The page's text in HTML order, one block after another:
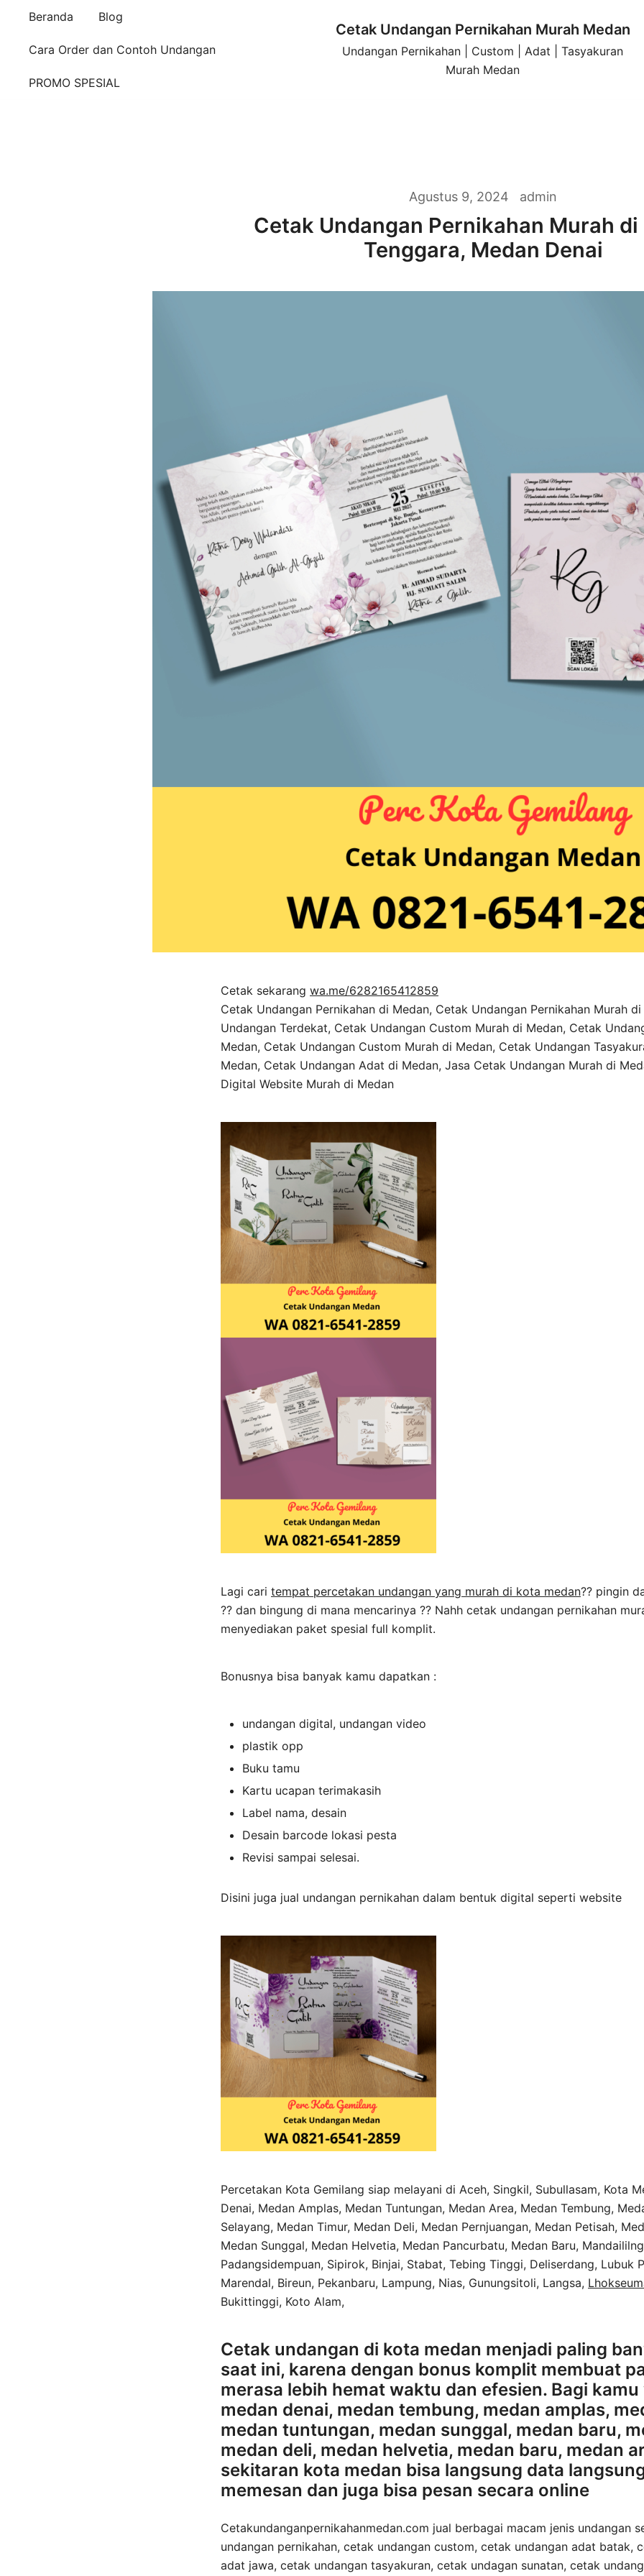
Beranda Blog
Cara Order dan Contoh Undangan
PROMO SPESIAL
Cetak Undangan Pernikahan Murah Medan
Undangan Pernikahan | Custom | Adat | Tasyakuran
Murah Medan
Agustus 9, 2024 admin
Cetak Undangan Pernikahan Murah di
Tenggara, Medan Denai
Cetak sekarang wa.me/6282165412859
Cetak Undangan Pernikahan di Medan, Cetak Undangan Pernikahan Murah
Undangan Terdekat, Cetak Undangan Custom Murah di Medan, Cetak
Medan, Cetak Undangan Custom Murah di Medan, Cetak Undangan
Medan, Cetak Undangan Adat di Medan, Jasa Cetak Undangan Murah di
Digital Website Murah di Medan
Lagi cari tempat percetakan undangan yang murah di kota medan?? pingin
?? dan bingung di mana mencarinya ?? Nahh cetak undangan pernikahan
menyediakan paket spesial full komplit.
Bonusnya bisa banyak kamu dapatkan :
undangan digital, undangan video
plastik opp
Buku tamu
Kartu ucapan terimakasih
Label nama, desain
Desain barcode lokasi pesta
Revisi sampai selesai.
Disini juga jual undangan pernikahan dalam bentuk digital seperti website
Percetakan Kota Gemilang siap melayani di Aceh, Singkil, Subullasam, Kota
Denai, Medan Amplas, Medan Tuntungan, Medan Area, Medan Tembung,
Selayang, Medan Timur, Medan Deli, Medan Pernjuangan, Medan Petisah,
Medan Sunggal, Medan Helvetia, Medan Pancurbatu, Medan Baru,
Padangsidempuan, Sipirok, Binjai, Stabat, Tebing Tinggi, Deliserdang, Lubuk
Marendal, Bireun, Pekanbaru, Lampung, Nias, Gunungsitoli, Langsa,
Bukittinggi, Koto Alam,
Cetak undangan di kota medan menjadi paling
saat ini, karena dengan bonus komplit membuat
merasa lebih hemat waktu dan efesien. Bagi kamu
medan denai, medan tembung, medan amplas,
medan tuntungan, medan sunggal, medan baru,
medan deli, medan helvetia, medan baru, medan
sekitaran kota medan bisa langsung data
memesan dan juga bisa pesan secara online
Cetakundanganpernikahanmedan.com jual berbagai macam jenis undangan
undangan pernikahan, cetak undangan custom, cetak undangan adat batak,
adat jawa, cetak undangan tasyakuran, cetak undagan sunatan, cetak